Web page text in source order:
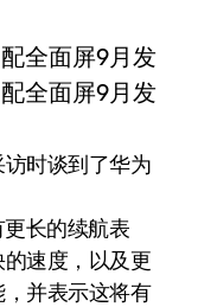
时谈到了华为
长的续航表
速度，以及更
并表示这将有